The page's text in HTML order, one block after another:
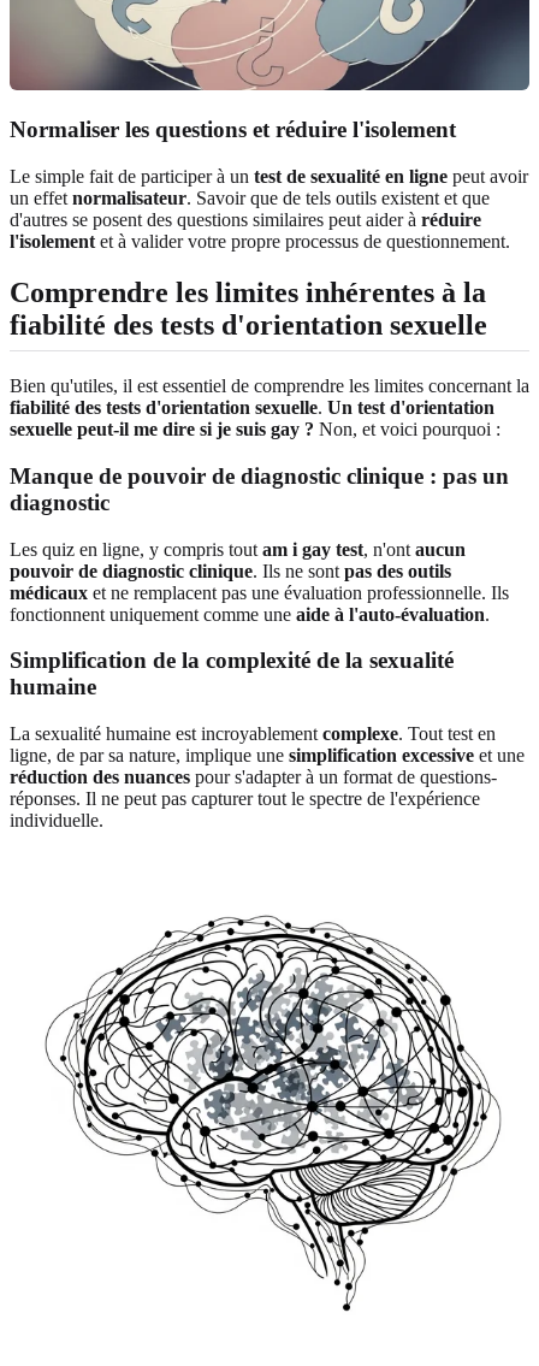
Normaliser les questions et réduire l'isolement
Le simple fait de participer à un test de sexualité en ligne peut avoir
un effet normalisateur. Savoir que de tels outils existent et que
d'autres se posent des questions similaires peut aider à réduire
l'isolement et à valider votre propre processus de questionnement.
Comprendre les limites inhérentes à la
fiabilité des tests d'orientation sexuelle
Bien qu'utiles, il est essentiel de comprendre les limites concernant la
fiabilité des tests d'orientation sexuelle. Un test d'orientation
sexuelle peut-il me dire si je suis gay ? Non, et voici pourquoi :
Manque de pouvoir de diagnostic clinique : pas un
diagnostic
Les quiz en ligne, y compris tout am i gay test, n'ont aucun
pouvoir de diagnostic clinique. Ils ne sont pas des outils
médicaux et ne remplacent pas une évaluation professionnelle. Ils
fonctionnent uniquement comme une aide à l'auto-évaluation.
Simplification de la complexité de la sexualité
humaine
La sexualité humaine est incroyablement complexe. Tout test en
ligne, de par sa nature, implique une simplification excessive et une
réduction des nuances pour s'adapter à un format de questions-
réponses. Il ne peut pas capturer tout le spectre de l'expérience
individuelle.